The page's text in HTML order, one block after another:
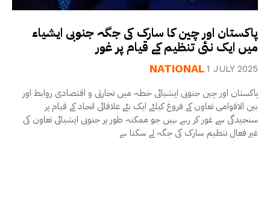
پاکستان اور چین کا سارک کی جگہ جنوبی ایشیاء
میں ایک نئی تنظیم کے قیام پر غور
NATIONAL 1 JULY 2025
پاکستان اور چین جنوبی ایشیائی خطہ میں تجارتی و اقتصادی روابط اور
بین الاقوامی تعاون کے فروغ کیلئے ایک نئے علاقائی اتحاد کے قیام پر
سنجیدگی سے غور کر رہے ہیں جو ممکنہ طور پر جنوبی ایشیائی تعاون کی
غیر فعال تنظیم سارک کی جگہ لے سکتا ہے